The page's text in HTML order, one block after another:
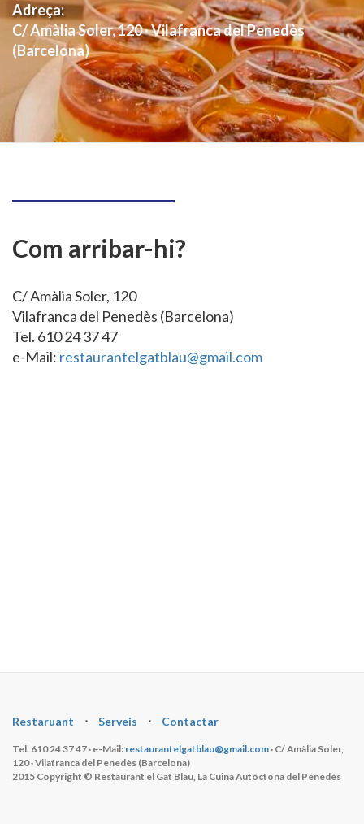
Adreça:
C/ Amàlia Soler, 120 · Vilafranca del Penedès
(Barcelona)
Com arribar-hi?
C/ Amàlia Soler, 120
Vilafranca del Penedès (Barcelona)
Tel. 610 24 37 47
e-Mail: restaurantelgatblau@gmail.com
Restaruant ⋅ Serveis ⋅ Contactar
Tel. 610 24 37 47 · e-Mail: restaurantelgatblau@gmail.com· C/ Amàlia Soler,
120 · Vilafranca del Penedès (Barcelona)
2015 Copyright © Restaurant el Gat Blau, La Cuina Autòctona del Penedès